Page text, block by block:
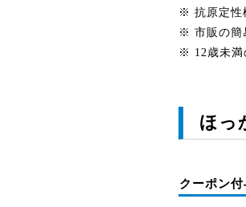
※ 抗原定性
※ 市販の簡
※ 12歳未満
ほっ
クーポン付